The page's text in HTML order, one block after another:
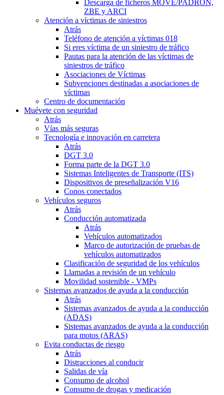
Descarga de ficheros MOVE/PADRÓN,
ZBE y ARCI
Atención a víctimas de siniestros
Atrás
Teléfono de atención a víctimas 018
Si eres víctima de un siniestro de tráfico
Pautas para la atención de las víctimas de
siniestros de tráfico
Asociaciones de Víctimas
Subvenciones destinadas a asociaciones de
víctimas
Centro de documentación
Muévete con seguridad
Atrás
Vías más seguras
Tecnología e innovación en carretera
Atrás
DGT 3.0
Forma parte de la DGT 3.0
Sistemas Inteligentes de Transporte (ITS)
Dispositivos de preseñalización V16
Conos conectados
Vehículos seguros
Atrás
Conducción automatizada
Atrás
Vehículos automatizados
Marco de autorización de pruebas de
vehículos automatizados
Clasificación de seguridad de los vehículos
Llamadas a revisión de un vehículo
Movilidad sostenible - VMPs
Sistemas avanzados de ayuda a la conducción
Atrás
Sistemas avanzados de ayuda a la conducción
(ADAS)
Sistemas avanzados de ayuda a la conducción
para motos (ARAS)
Evita conductas de riesgo
Atrás
Distracciones al conducir
Salidas de vía
Consumo de alcohol
Consumo de drogas y medicación